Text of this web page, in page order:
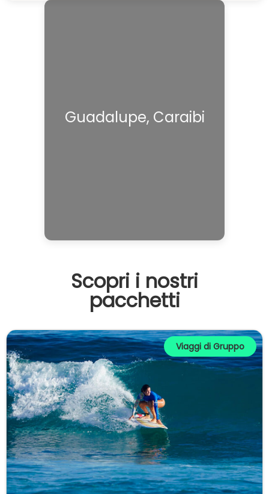
Guadalupe, Caraibi
Scopri i nostri
pacchetti​
Viaggi di Gruppo